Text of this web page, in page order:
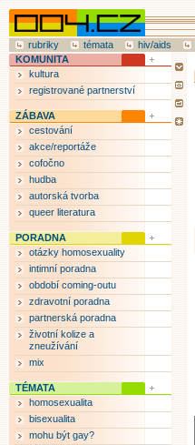
rubriky témata hiv/aids
KOMUNITA
kultura
registrované partnerství
ZÁBAVA
cestování
akce/reportáže
cofočno
hudba
autorská tvorba
queer literatura
PORADNA
otázky homosexuality
intimní poradna
období coming-outu
zdravotní poradna
partnerská poradna
životní kolize a
zneužívání
mix
TÉMATA
homosexualita
bisexualita
mohu být gay?